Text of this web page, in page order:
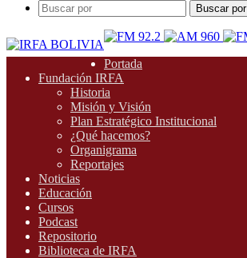
Buscar por
Portada
Fundación IRFA
Historia
Misión y Visión
Plan Estratégico Institucional
¿Qué hacemos?
Organigrama
Reportajes
Noticias
Educación
Cursos
Podcast
Repositorio
Biblioteca de IRFA